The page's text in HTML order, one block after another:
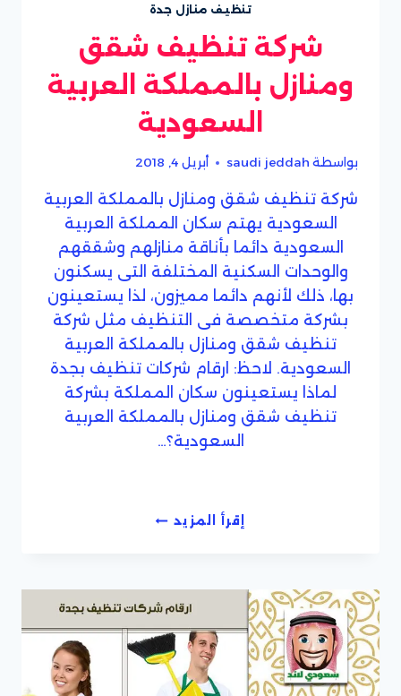
تنظيف منازل جدة
شركة تنظيف شقق
ومنازل بالمملكة العربية
السعودية
بواسطة saudi jeddah أبريل 4, 2018
شركة تنظيف شقق ومنازل بالمملكة العربية
السعودية يهتم سكان المملكة العربية
السعودية دائما بأناقة منازلهم وشققهم
والوحدات السكنية المختلفة التى يسكنون
بها، ذلك لأنهم دائما مميزون، لذا يستعينون
بشركة متخصصة فى التنظيف مثل شركة
تنظيف شقق ومنازل بالمملكة العربية
السعودية. لاحظ: ارقام شركات تنظيف بجدة
لماذا يستعينون سكان المملكة بشركة
تنظيف شقق ومنازل بالمملكة العربية
السعودية؟…
إقرأ المزيدشركة
بالمملكة
العربية
السعودية